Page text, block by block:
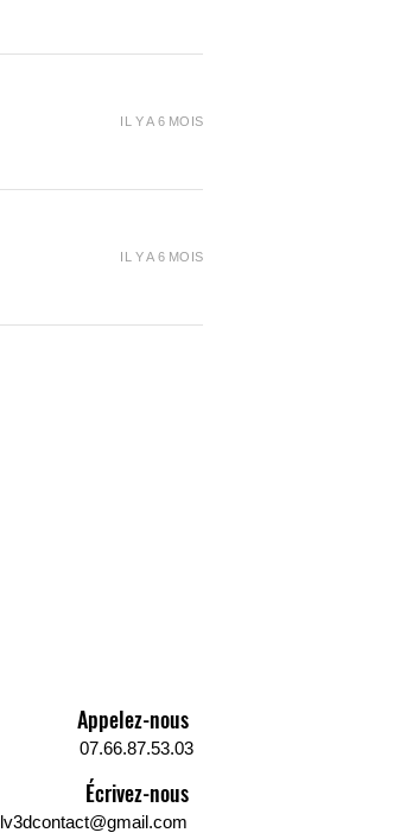
IL Y A 6 MOIS
IL Y A 6 MOIS
Appelez-nous
07.66.87.53.03
Écrivez-nous
lv3dcontact@gmail.com